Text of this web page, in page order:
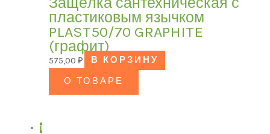
пластиковым язычком
PLAST50/70 GRAPHITE
(графит)
575,00 ₽
В КОРЗИНУ
О ТОВАРЕ
1